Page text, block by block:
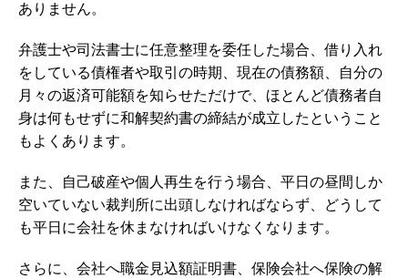
ありません。
弁護士や司法書士に任意整理を委任した場合、借り入れ
をしている債権者や取引の時期、現在の債務額、自分の
月々の返済可能額を知らせただけで、ほとんど債務者自
身は何もせずに和解契約書の締結が成立したということ
もよくあります。
また、自己破産や個人再生を行う場合、平日の昼間しか
空いていない裁判所に出頭しなければならず、どうして
も平日に会社を休まなければいけなくなります。
さらに、会社へ職金見込額証明書、保険会社へ保険の解